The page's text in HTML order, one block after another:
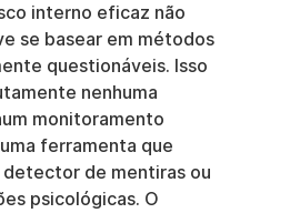
interno eficaz não
se basear em métodos
questionáveis. Isso
nenhuma
monitoramento
ferramenta que
de mentiras ou
psicológicas. O